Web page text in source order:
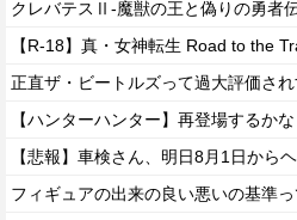
正直ザ・ビートルズって過大評価さ
【ハンターハンター】再登場するかな
フィギュアの出来の良い悪いの基準